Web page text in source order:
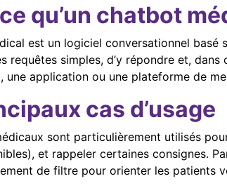
qu’un chatbot
est un logiciel conversationnel
requêtes simples, d’y répondre et,
une application ou une plateforme de
cas d’usage
sont particulièrement utilisés
et rappeler certaines consignes.
de filtre pour orienter les patients